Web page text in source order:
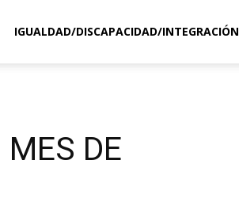
IGUALDAD/DISCAPACIDAD/INTEGRACIÓN
DE